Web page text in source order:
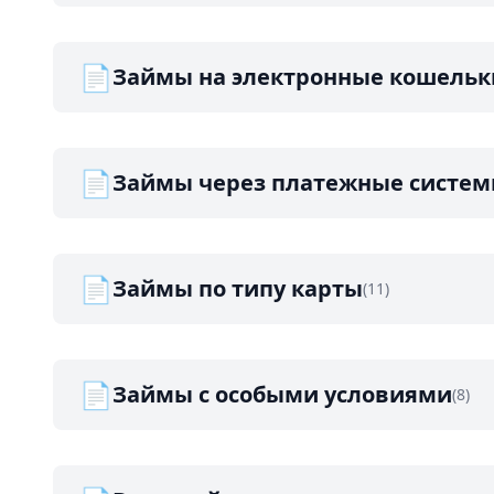
📄Займы на электронные
📄Займы через платежные
📄Займы по типу карты(11)
📄Займы с особыми условиями(8)